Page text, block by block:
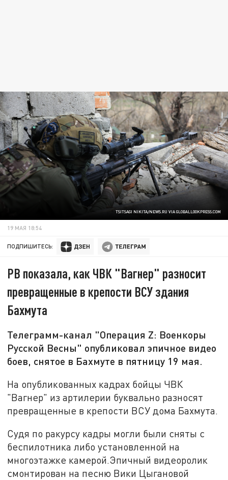
TSITSAGI NIKITA/NEWS.RU VIA GLOBALLOOKPRESS.COM
19 МАЯ 18:54
ПОДПИШИТЕСЬ:
РВ показала, как ЧВК "Вагнер" разносит
превращенные в крепости ВСУ здания
Бахмута
Телеграмм-канал "Операция Z: Военкоры
Русской Весны" опубликовал эпичное видео
боев, снятое в Бахмуте в пятницу 19 мая.
На опубликованных кадрах бойцы ЧВК
"Вагнер" из артилерии буквально разносят
превращенные в крепости ВСУ дома Бахмута.
Судя по ракурсу кадры могли были сняты с
беспилотника либо установленной на
многоэтажке камерой.Эпичный видеоролик
смонтирован на песню Вики Цыгановой